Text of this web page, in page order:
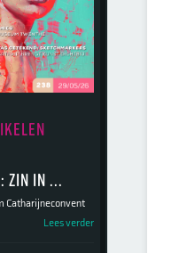
Zin in ...
Catharijneconvent
Lees verder